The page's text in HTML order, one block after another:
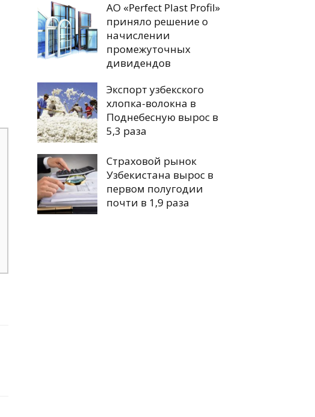
АО «Perfect Plast Profil»
приняло решение о
начислении
промежуточных
дивидендов
Экспорт узбекского
хлопка-волокна в
Поднебесную вырос в
5,3 раза
Страховой рынок
Узбекистана вырос в
первом полугодии
почти в 1,9 раза